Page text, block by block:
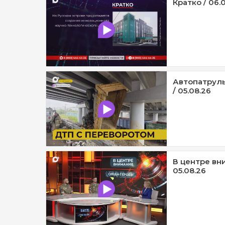
Кратко /
/ 05.08.26
В центре
05.08.26